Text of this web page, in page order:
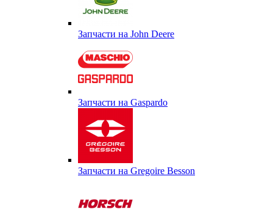
Запчасти на John Deere
Запчасти на Gaspardo
Запчасти на Gregoire Besson